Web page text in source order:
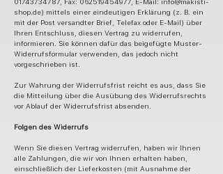
shop.de) mittels einer eindeutigen Erklärung (z. B. ein
mit der Post versandter Brief, Telefax oder E-Mail) über
Ihren Entschluss, diesen Vertrag zu widerrufen,
informieren. Sie können dafür das beigefügte Muster-
Widerrufsformular verwenden, das jedoch nicht
vorgeschrieben ist.
Zur Wahrung der Widerrufsfrist reicht es aus, dass Sie
die Mitteilung über die Ausübung des Widerrufsrechts
vor Ablauf der Widerrufsfrist absenden.
Folgen des Widerrufs
Wenn Sie diesen Vertrag widerrufen, haben wir Ihnen
alle Zahlungen, die wir von Ihnen erhalten haben,
einschließlich der Lieferkosten (mit Ausnahme der